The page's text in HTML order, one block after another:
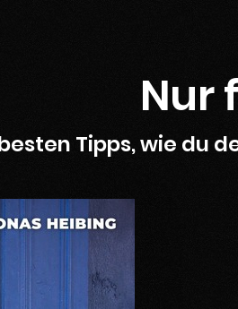
Nur
Tipps, wie du